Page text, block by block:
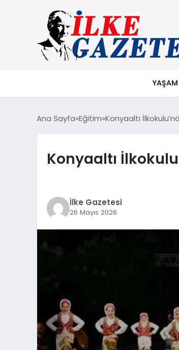
YAŞAM
Ana Sayfa Eğitim Konyaaltı
Konyaaltı
İlke Gazetesi
26 Mayıs 2026